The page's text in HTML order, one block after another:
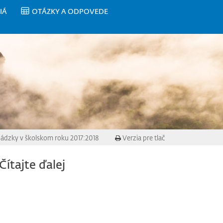
OTÁZKY A ODPOVEDE
v školskom roku 2017:2018 Verzia pre tlač
ďalej